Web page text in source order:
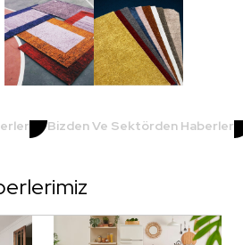
Bizden Ve Sektörden Haberler